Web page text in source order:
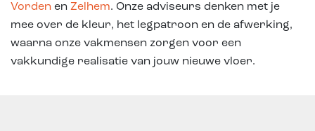
Vorden en Zelhem. Onze adviseurs denken met je
mee over de kleur, het legpatroon en de afwerking,
waarna onze vakmensen zorgen voor een
vakkundige realisatie van jouw nieuwe vloer.